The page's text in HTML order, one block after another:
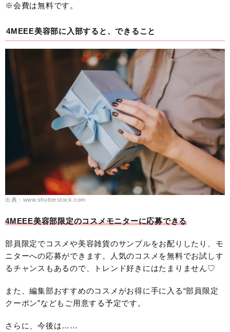
※会費は無料です。
4MEEE美容部に入部すると、できること
出典：www.shutterstock.com
4MEEE美容部限定のコスメモニターに応募できる
部員限定でコスメや美容雑貨のサンプルをお配りしたり、モ
ニターへの応募ができます。人気のコスメを無料でお試しす
るチャンスもあるので、トレンド好きにはたまりません♡
また、編集部おすすめのコスメがお得に手に入る“部員限定
クーポン”などもご用意する予定です。
さらに、今後は……